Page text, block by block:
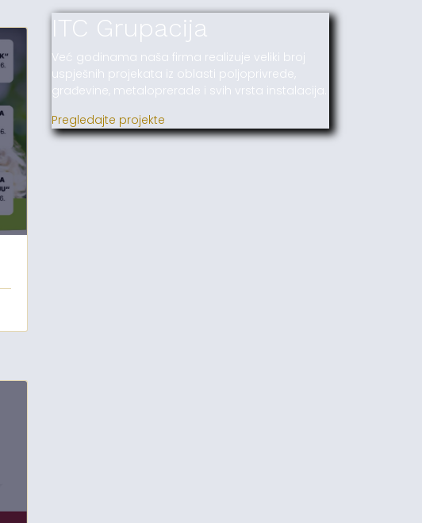
ITC Grupacija
Već godinama naša firma realizuje veliki broj
uspješnih projekata iz oblasti poljoprivrede,
građevine, metaloprerade i svih vrsta instalacija.
Pregledajte projekte